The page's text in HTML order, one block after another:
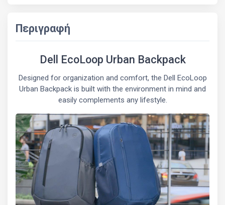
Περιγραφή
Dell EcoLoop Urban Backpack
Designed for organization and comfort, the Dell EcoLoop
Urban Backpack is built with the environment in mind and
easily complements any lifestyle.